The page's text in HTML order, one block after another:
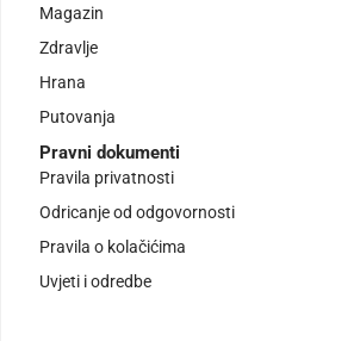
Magazin
Zdravlje
Hrana
Putovanja
Pravni dokumenti
Pravila privatnosti
Odricanje od odgovornosti
Pravila o kolačićima
Uvjeti i odredbe